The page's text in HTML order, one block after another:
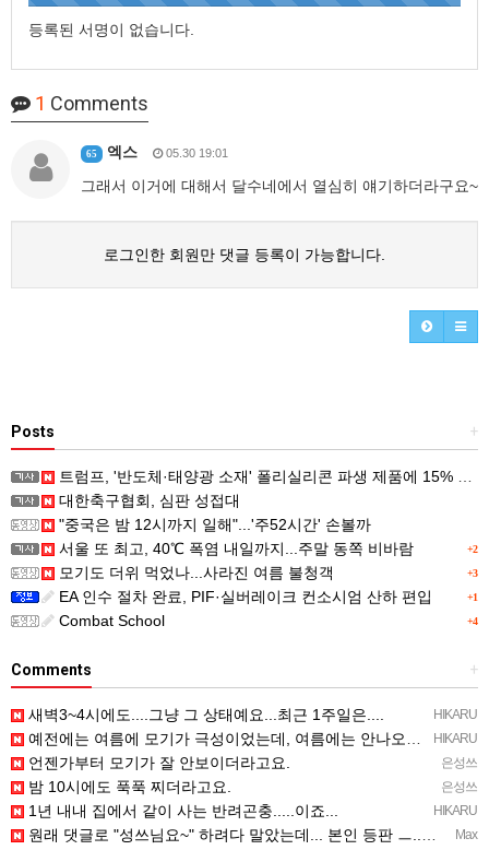
등록된 서명이 없습니다.
1 Comments
65 엑스 05.30 19:01
그래서 이거에 대해서 달수네에서 열심히 얘기하더라구요~
로그인한 회원만 댓글 등록이 가능합니다.
+
Posts
트럼프, '반도체·태양광 소재' 폴리실리콘 파생 제품에 15% 관세...한국 기업도 영향
대한축구협회, 심판 성접대
"중국은 밤 12시까지 일해"...'주52시간' 손볼까
+2
서울 또 최고, 40℃ 폭염 내일까지...주말 동쪽 비바람
+3
모기도 더위 먹었나...사라진 여름 불청객
+1
EA 인수 절차 완료, PIF·실버레이크 컨소시엄 산하 편입
+4
Combat School
+
Comments
HIKARU
새벽3~4시에도....그냥 그 상태예요...최근 1주일은....
HIKARU
예전에는 여름에 모기가 극성이었는데, 여름에는 안나오는 것 같은.....ㅎ ㅎ)
은성쓰
언젠가부터 모기가 잘 안보이더라고요.
은성쓰
밤 10시에도 푹푹 찌더라고요.
HIKARU
1년 내내 집에서 같이 사는 반려곤충.....이죠...
Max
원래 댓글로 "성쓰님요~" 하려다 말았는데... 본인 등판 ㅡ..ㅡy~